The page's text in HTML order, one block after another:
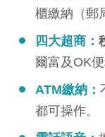
櫃繳納（郵
四大超商：
爾富及OK
ATM繳納：
都可操作。